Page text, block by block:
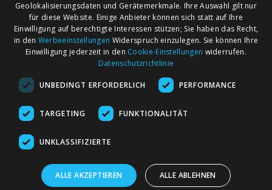
AGB
Impressum
Kontakt
Märkte nach Bundesländern
Märkte nach PLZ
Märkte nach Umkreis
Flohmarkt
Geolokalisierungsdaten und Gerätemerkmale. Ihre Auswahl gilt nur
für diese Website. Einige Anbieter können sich statt auf Ihre
Einwilligung auf berechtigte Interessen stützen; Sie haben das Recht,
in den Werbeeinstellungen Widerspruch einzulegen. Sie können Ihre
Einwilligung jederzeit in den Cookie-Einstellungen widerrufen.
Datenschutzrichtlinie
UNBEDINGT ERFORDERLICH PERFORMANCE
TARGETING FUNKTIONALITÄT
UNKLASSIFIZIERTE
ALLE AKZEPTIEREN ALLE ABLEHNEN